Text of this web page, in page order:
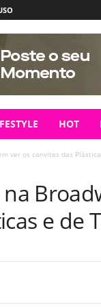
HOT
ver os convites das
e de